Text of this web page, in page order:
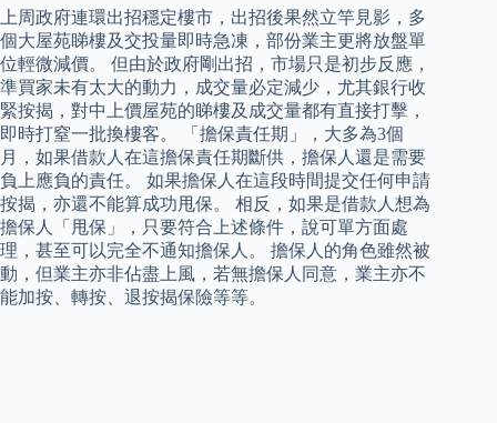
上周政府連環出招穩定樓市，出招後果然立竿見影，多
個大屋苑睇樓及交投量即時急凍，部份業主更將放盤單
位輕微減價。 但由於政府剛出招，市場只是初步反應，
準買家未有太大的動力，成交量必定減少，尤其銀行收
緊按揭，對中上價屋苑的睇樓及成交量都有直接打擊，
即時打窒一批換樓客。 「擔保責任期」，大多為3個
月，如果借款人在這擔保責任期斷供，擔保人還是需要
負上應負的責任。 如果擔保人在這段時間提交任何申請
按揭，亦還不能算成功甩保。 相反，如果是借款人想為
擔保人「甩保」，只要符合上述條件，說可單方面處
理，甚至可以完全不通知擔保人。 擔保人的角色雖然被
動，但業主亦非佔盡上風，若無擔保人同意，業主亦不
能加按、轉按、退按揭保險等等。